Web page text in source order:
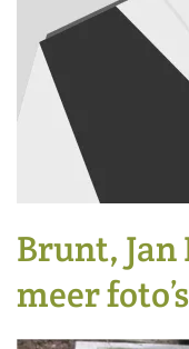
Brunt,
meer foto’s